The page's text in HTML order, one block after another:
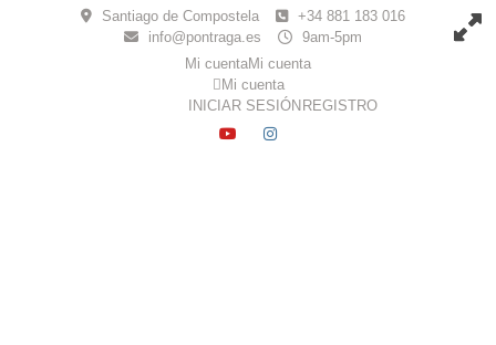
Santiago de Compostela
+34 881 183 016
info@pontraga.es
9am-5pm
Mi cuentaMi cuenta
Mi cuenta
INICIAR SESIÓN REGISTRO
YOUTUBE
INSTAGRAM